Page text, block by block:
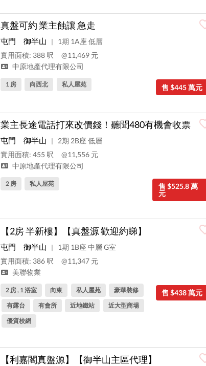
真盤可約 業主蝕讓 急走
屯門 御半山 |
1期 1A座 低層
實用面積: 388 呎
@11,469 元
中原地產代理有限公司
售 $445 萬元
1 房 向西北 私人屋苑
業主長途電話打來改價錢！聽聞480有機會收票
屯門 御半山 |
2期 2B座 低層
實用面積: 455 呎
@11,556 元
中原地產代理有限公司
售 $525.8 萬
元
2 房 私人屋苑
【2房 半新樓】【真盤源 歡迎約睇】
屯門 御半山 |
1期 1B座 中層 G室
實用面積: 386 呎
@11,347 元
美聯物業
售 $438 萬元
2 房 , 1 浴室 向東 私人屋苑
豪華裝修
有露台
有會所 近地鐵站
近大型商場
優質校網
【利嘉閣真盤源】【御半山主區代理】